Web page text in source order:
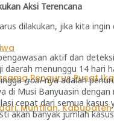
Aksi Terencana
dilakukan, jika kita
aktif dan
daerah menunggu 14 hari
goal-nya adalah
di Musi Banyuasin
cepat dari semua
akan banyak jumlah